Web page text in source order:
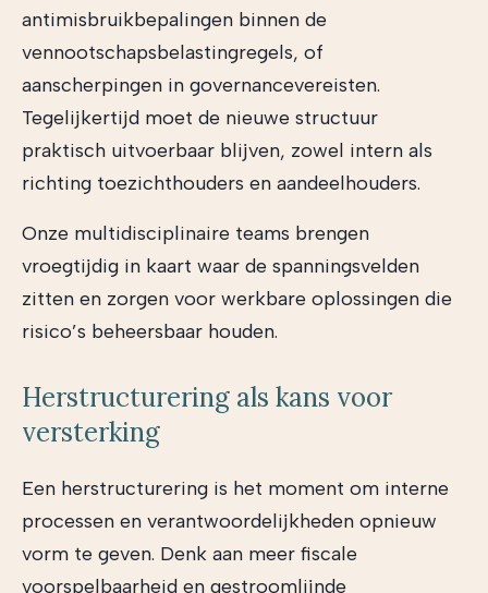
antimisbruikbepalingen binnen de
vennootschapsbelastingregels, of
aanscherpingen in governancevereisten.
Tegelijkertijd moet de nieuwe structuur
praktisch uitvoerbaar blijven, zowel intern als
richting toezichthouders en aandeelhouders.
Onze multidisciplinaire teams brengen
vroegtijdig in kaart waar de spanningsvelden
zitten en zorgen voor werkbare oplossingen die
risico’s beheersbaar houden.
Herstructurering als kans voor
versterking
Een herstructurering is het moment om interne
processen en verantwoordelijkheden opnieuw
vorm te geven. Denk aan meer fiscale
voorspelbaarheid en gestroomlijnde